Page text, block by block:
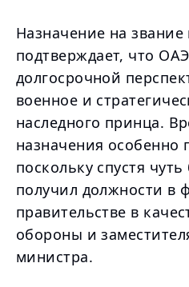
Назначение на звание
подтверждает, что
долгосрочной
военное и
наследного принца.
назначения особенно
поскольку спустя
получил должности в
правительстве в
обороны и
министра.